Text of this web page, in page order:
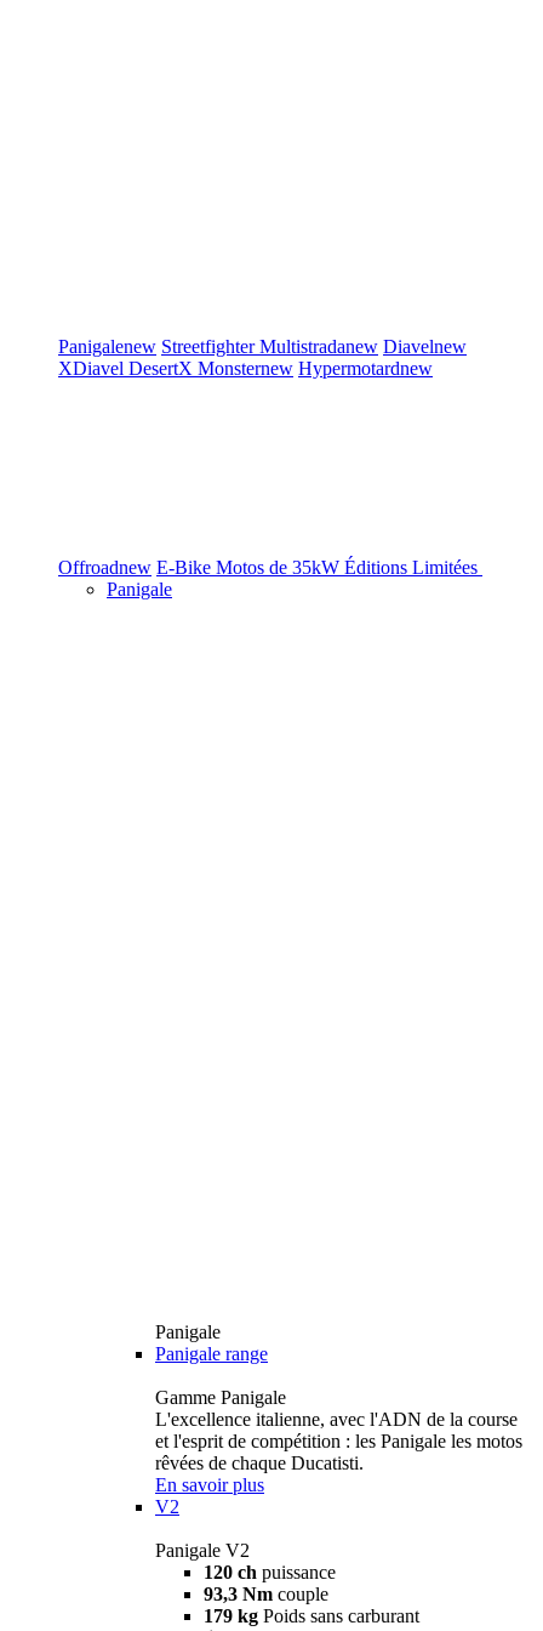
Panigalenew StreetfighterMultistradanew Diavelnew
XDiavel DesertX Monsternew Hypermotardnew
Offroadnew E-Bike Motos de 35kW Éditions Limitées
Panigale
Panigale
Panigale range
Gamme Panigale
L'excellence italienne, avec l'ADN de la course
et l'esprit de compétition : les Panigale les motos
rêvées de chaque Ducatisti.
En savoir plus
V2
Panigale V2
120 ch puissance
93,3 Nm couple
179 kg Poids sans carburant